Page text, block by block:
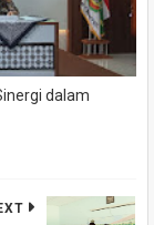
dalam